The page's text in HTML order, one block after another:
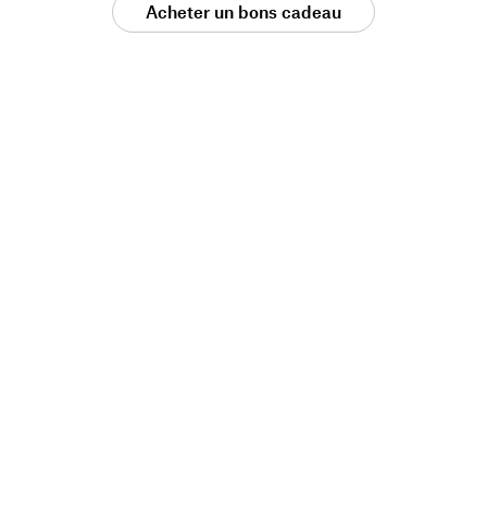
Acheter un bons cadeau